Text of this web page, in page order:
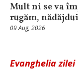
Mult ni se va
rugăm,
09 Aug, 2026
Evanghelia zilei